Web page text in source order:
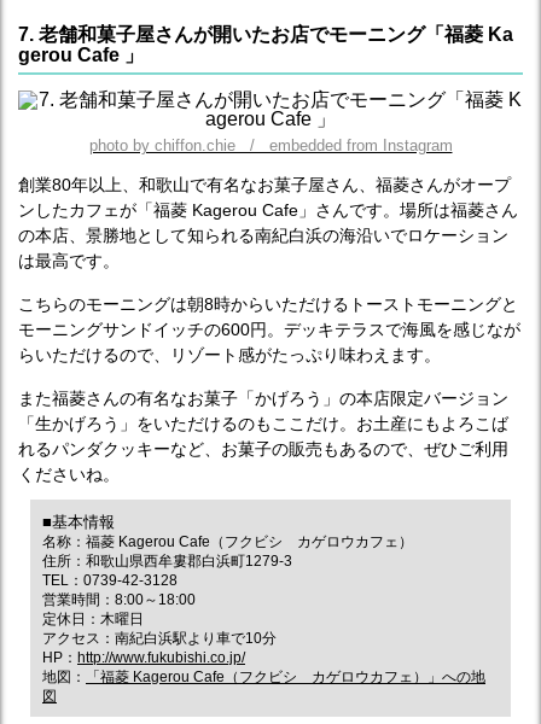
7. 老舗和菓子屋さんが開いたお店でモーニング「福菱 Ka
gerou Cafe 」
photo by chiffon.chie / embedded from Instagram
創業80年以上、和歌山で有名なお菓子屋さん、福菱さんがオープ
ンしたカフェが「福菱 Kagerou Cafe」さんです。場所は福菱さん
の本店、景勝地として知られる南紀白浜の海沿いでロケーション
は最高です。
こちらのモーニングは朝8時からいただけるトーストモーニングと
モーニングサンドイッチの600円。デッキテラスで海風を感じなが
らいただけるので、リゾート感がたっぷり味わえます。
また福菱さんの有名なお菓子「かげろう」の本店限定バージョン
「生かげろう」をいただけるのもここだけ。お土産にもよろこば
れるパンダクッキーなど、お菓子の販売もあるので、ぜひご利用
くださいね。
■基本情報
名称：福菱 Kagerou Cafe（フクビシ カゲロウカフェ）
住所：和歌山県西牟婁郡白浜町1279-3
TEL：0739-42-3128
営業時間：8:00～18:00
定休日：木曜日
アクセス：南紀白浜駅より車で10分
HP： http://www.fukubishi.co.jp/
地図：
「福菱 Kagerou Cafe（フクビシ カゲロウカフェ）」への地
図